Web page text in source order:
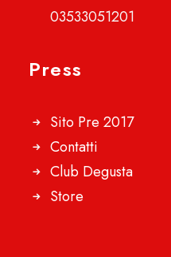
03533051201
Press
Sito Pre 2017
Contatti
Club Degusta
Store